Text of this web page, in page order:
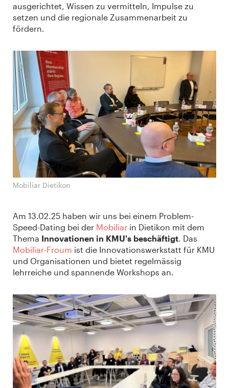
ausgerichtet, Wissen zu vermitteln, Impulse zu
setzen und die regionale Zusammenarbeit zu
fördern.
Mobiliar Dietikon
Am 13.02.25 haben wir uns bei einem Problem-
Speed-Dating bei der Mobiliar in Dietikon mit dem
Thema Innovationen in KMU's beschäftigt. Das
Mobiliar-Froum ist die Innovationswerkstatt für KMU
und Organisationen und bietet regelmässig
lehrreiche und spannende Workshops an.